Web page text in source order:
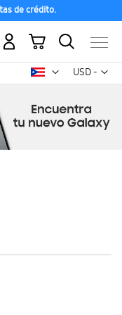
de crédito.
USD -
dólar
Mi carrito